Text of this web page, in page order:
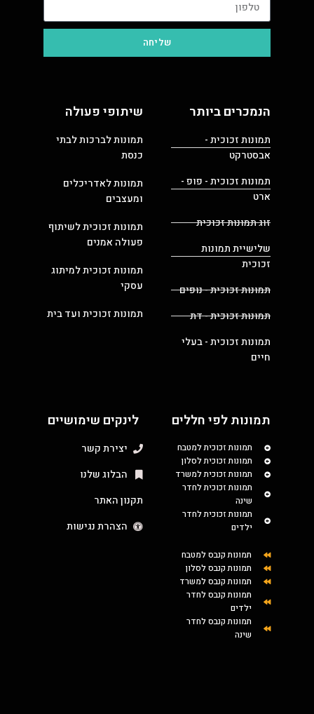
שליחה
הנמכרים ביותר
תמונות זכוכית -
אבסטרקט
תמונות זכוכית - פופ -
ארט
זוג תמונות זכוכית
שלישיית תמונות
זכוכית
תמונות זכוכית - נופים
תמונות זכוכית - דת
תמונות זכוכית - בעלי
חיים
שיתופי פעולה
תמונות לברכות לבתי
כנסת
תמונות לאדריכלים
ומעצבים
תמונות זכוכית לשיתוף
פעולה אמנים
תמונות זכוכית למיתוג
עסקי
תמונות זכוכית ועד בית
תמונות לפי חללים
תמונות זכוכית למטבח
תמונות זכוכית לסלון
תמונות זכוכית למשרד
תמונות זכוכית לחדר
שינה
תמונות זכוכית לחדר
ילדים
תמונות קנבס למטבח
תמונות קנבס לסלון
תמונות קנבס למשרד
תמונות קנבס לחדר
ילדים
תמונות קנבס לחדר
שינה
לינקים שימושיים
יצירת קשר
הבלוג שלנו
תקנון האתר
הצהרת נגישות